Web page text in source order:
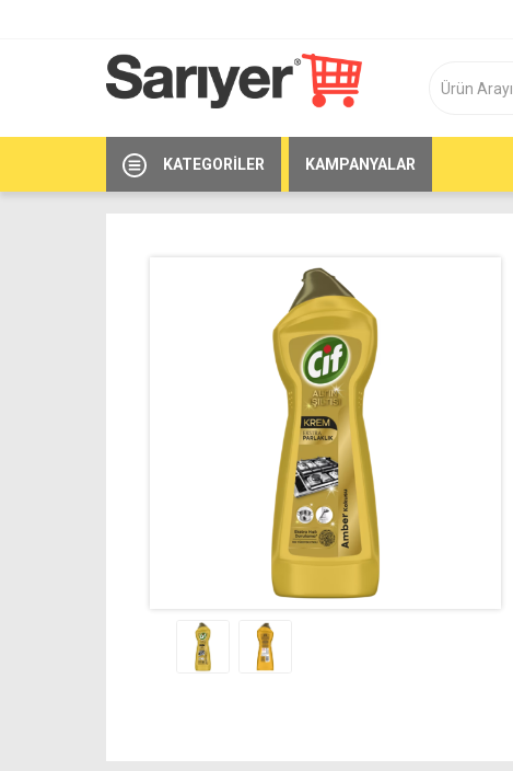
KATEGORILER KAMPANYALAR